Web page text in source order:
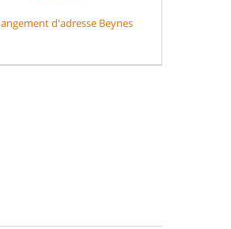
d'adresse Beynes